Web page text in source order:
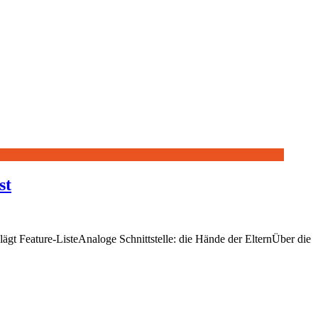
Feature-ListeAnaloge Schnittstelle: die Hände der ElternÜber die